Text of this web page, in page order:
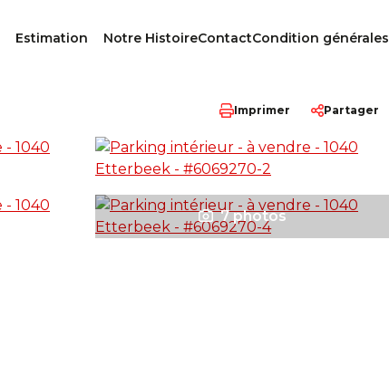
Estimation Notre HistoireContactCondition générales
Imprimer Partager
7 photos